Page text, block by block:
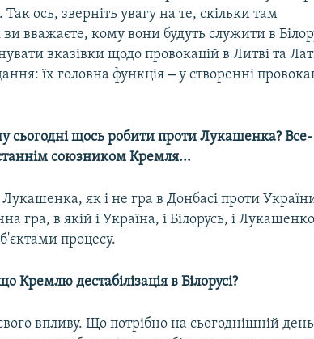
Так ось, зверніть увагу на те, скільки там
ви вважаєте, кому вони будуть служити в
вказівки щодо провокацій в Литві та
їх головна функція– у створенні
сьогодні щось робити проти Лукашенка? Все-
союзником Кремля...
як і не гра в Донбасі проти
гра, в якій і Україна, і Білорусь, і
процесу.
Кремлю дестабілізація в Білорусі?
впливу. Що потрібно на сьогоднішній день